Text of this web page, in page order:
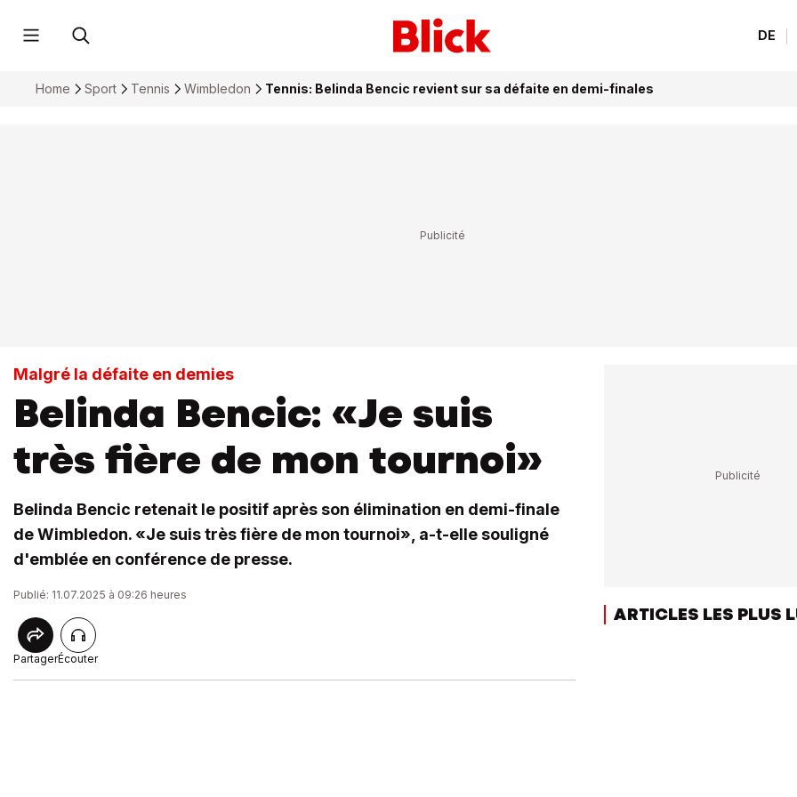
DE
Home Sport Tennis Wimbledon Tennis: Belinda Bencic revient sur sa défaite en demi-finales
Malgré la défaite en demies
Belinda Bencic: «Je suis
très fière de mon tournoi»
Belinda Bencic retenait le positif après son élimination en demi-finale
de Wimbledon. «Je suis très fière de mon tournoi», a-t-elle souligné
d'emblée en conférence de presse.
Publié: 11.07.2025 à 09:26 heures
PartagerÉcouter
ARTICLES LES PLUS